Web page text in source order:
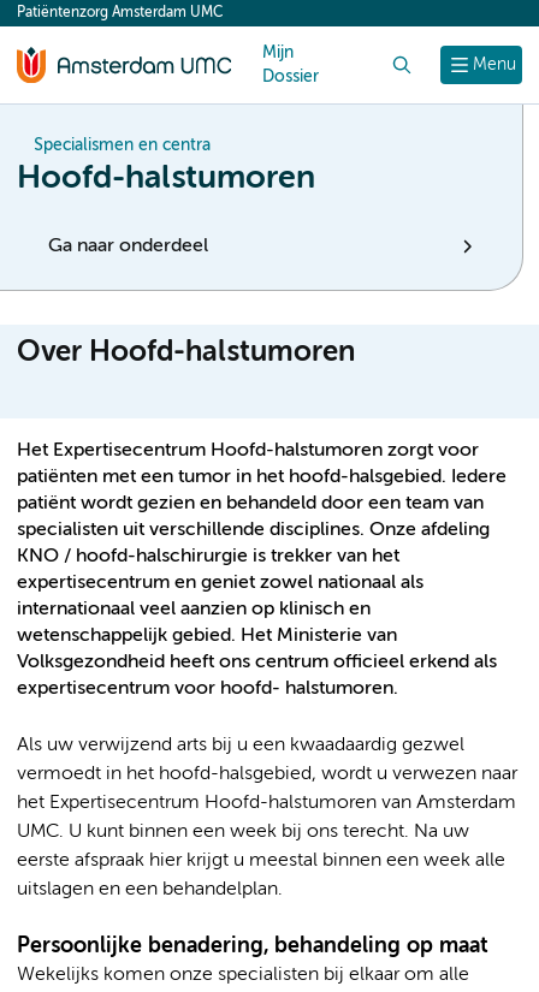
content
Menu
Patiëntenzorg Amsterdam UMC
Mijn
Dossier
Specialismen en centra
Hoofd-halstumoren
Ga naar onderdeel
Over Hoofd-halstumoren
Het Expertisecentrum Hoofd-halstumoren zorgt voor
patiënten met een tumor in het hoofd-halsgebied. Iedere
patiënt wordt gezien en behandeld door een team van
specialisten uit verschillende disciplines. Onze afdeling
KNO / hoofd-halschirurgie is trekker van het
expertisecentrum en geniet zowel nationaal als
internationaal veel aanzien op klinisch en
wetenschappelijk gebied. Het Ministerie van
Volksgezondheid heeft ons centrum officieel erkend als
expertisecentrum voor hoofd- halstumoren.
Als uw verwijzend arts bij u een kwaadaardig gezwel
vermoedt in het hoofd-halsgebied, wordt u verwezen naar
het Expertisecentrum Hoofd-halstumoren van Amsterdam
UMC. U kunt binnen een week bij ons terecht. Na uw
eerste afspraak hier krijgt u meestal binnen een week alle
uitslagen en een behandelplan.
Persoonlijke benadering, behandeling op maat
Wekelijks komen onze specialisten bij elkaar om alle